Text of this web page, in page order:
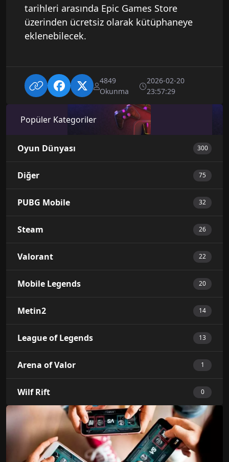
tarihleri arasında Epic Games Store
üzerinden ücretsiz olarak kütüphaneye
eklenebilecek.
4849
Okunma
2026-02-20
23:57:29
Popüler Kategoriler
Oyun Dünyası 300
Diğer 75
PUBG Mobile 32
Steam 26
Valorant 22
Mobile Legends 20
Metin2 14
League of Legends 13
Arena of Valor 1
Wilf Rift 0